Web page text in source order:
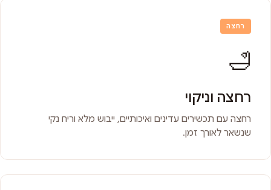
רחצה
🛁
רחצה וניקוי
רחצה עם תכשירים עדינים ואיכותיים, ייבוש מלא וריח נקי
שנשאר לאורך זמן.